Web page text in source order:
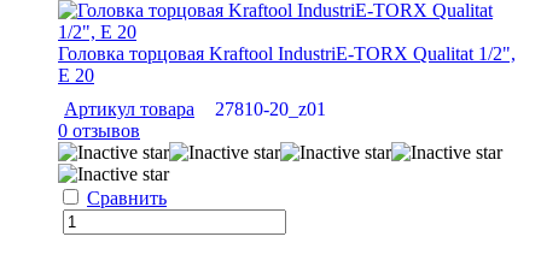
Головка торцовая Kraftool IndustriE-TORX Qualitat 1/2",
Е 20
Артикул товара
27810-20_z01
0 отзывов
Сравнить